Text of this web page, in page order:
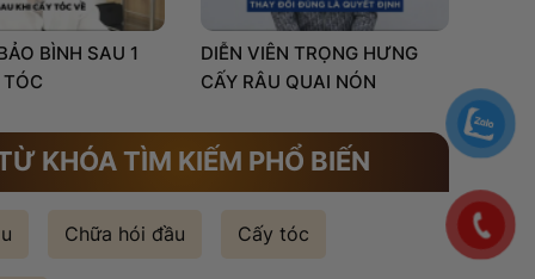
BÌNH SAU 1
DIỄN VIÊN TRỌNG HƯNG
CẤY RÂU QUAI NÓN
KHÓA TÌM KIẾM PHỔ BIẾN
Chữa hói đầu Cấy tóc